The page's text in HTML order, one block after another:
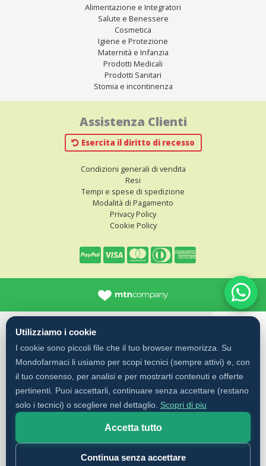
Alimentazione e Integratori
Salute e Benessere
Cosmetica
Igiene e Protezione
Maternità e Infanzia
Prodotti Medicali
Prodotti Sanitari
Stomia e incontinenza
Assistenza Clienti
Esercita il diritto di recesso
Condizioni generali di vendita
Resi
Tempi e spese di spedizione
Modalità di Pagamento
Privacy Policy
Cookie Policy
Utilizziamo i cookie
I cookie sono piccoli file che il tuo browser memorizza. Su
Mondofarmaci li usiamo per scopi tecnici (sempre attivi) e, con
il tuo consenso, per analisi e per mostrarti contenuti e offerte
pertinenti. Puoi accettarli, continuare senza accettare (restano
solo i tecnici) o scegliere nel dettaglio. Scopri di piu
Continua senza accettare
Accetta tutto